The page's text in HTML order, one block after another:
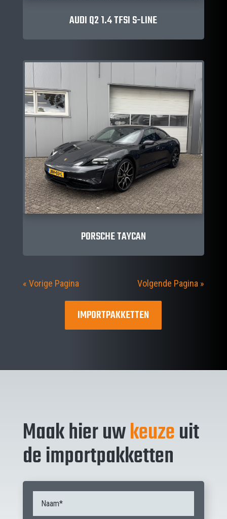
AUDI Q2 1.4 TFSI S-LINE
PORSCHE TAYCAN
« Vorige Pagina Volgende Pagina »
IMPORTPAKKETTEN
Maak hier uwkeuzeuit
de importpakketten